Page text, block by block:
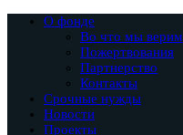
О фонде
Во что мы верим
Пожертвования
Партнерство
Контакты
Срочные нужды
Новости
Проекты